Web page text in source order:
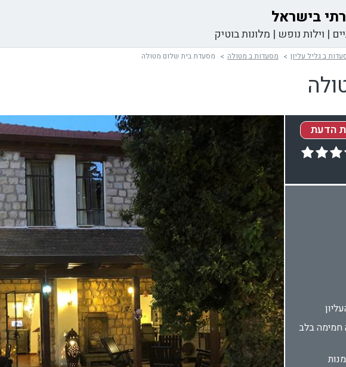
בישראל
| וילות נופש | מלונות בוטיק
ב גליל עליון מסעדות ב מטולה מסעדת בית שלום מטולה
הדעת
חמימה בלב